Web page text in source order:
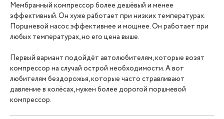
Мембранный компрессор более дешёвый и менее
эффективный. Он хуже работает при низких температурах.
Поршневой насос эффективнее и мощнее. Он работает при
любых температурах, но его цена выше.
Первый вариант подойдёт автолюбителям, которые возят
компрессор на случай острой необходимости. А вот
любителям бездорожья, которые часто стравливают
давление в колёсах, нужен более дорогой поршневой
компрессор.